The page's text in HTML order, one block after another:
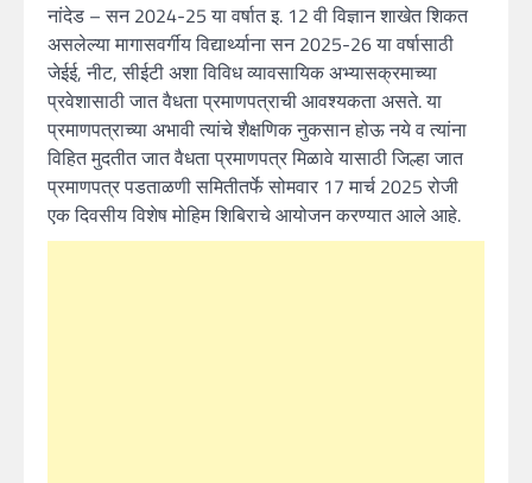
नांदेड – सन 2024-25 या वर्षात इ. 12 वी विज्ञान शाखेत शिकत
असलेल्या मागासवर्गीय विद्यार्थ्याना सन 2025-26 या वर्षासाठी
जेईई, नीट, सीईटी अशा विविध व्यावसायिक अभ्यासक्रमाच्या
प्रवेशासाठी जात वैधता प्रमाणपत्राची आवश्यकता असते. या
प्रमाणपत्राच्या अभावी त्यांचे शैक्षणिक नुकसान होऊ नये व त्यांना
विहित मुदतीत जात वैधता प्रमाणपत्र मिळावे यासाठी जिल्हा जात
प्रमाणपत्र पडताळणी समितीतर्फे सोमवार 17 मार्च 2025 रोजी
एक दिवसीय विशेष मोहिम शिबिराचे आयोजन करण्यात आले आहे.